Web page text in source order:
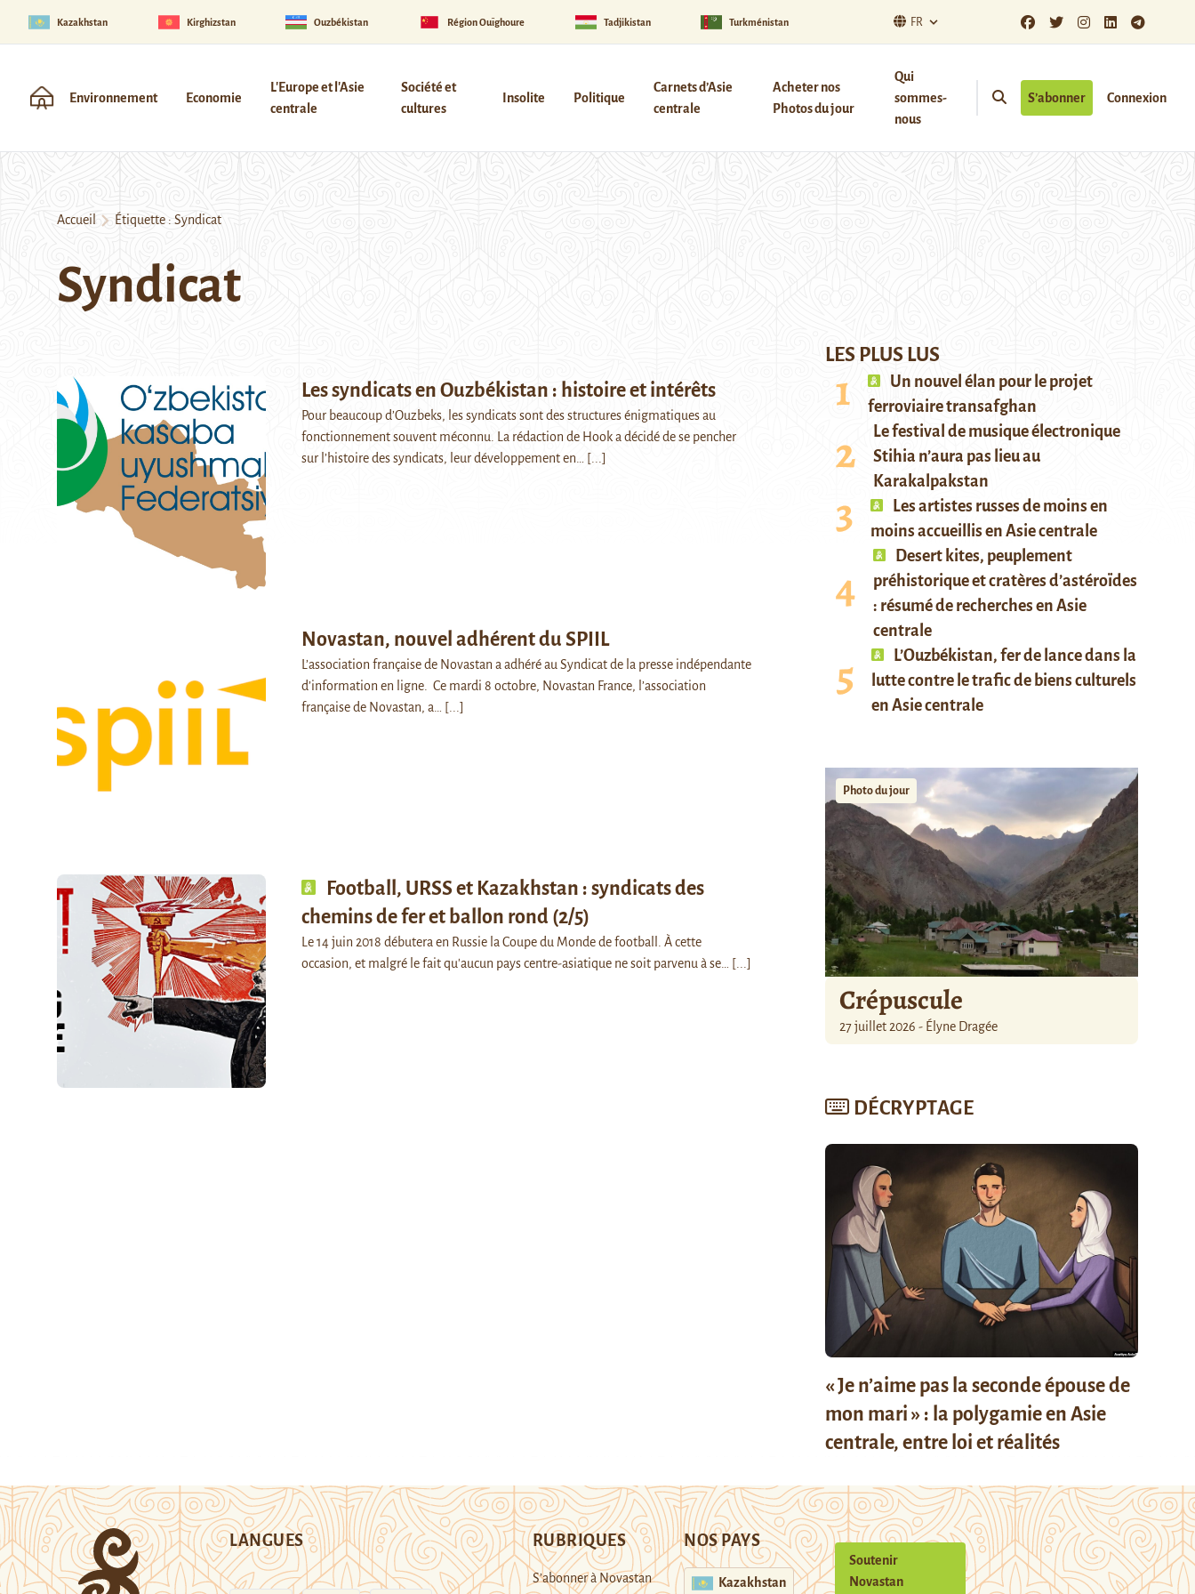
Kazakhstan Kirghizstan Ouzbékistan Région Ouïghoure Tadjikistan Turkménistan FR
Environnement Economie
L'Europe et l'Asie
centrale
Société et
cultures
Insolite Politique
Carnets d’Asie
centrale
Acheter nos
Photos du jour
Qui
sommes-
nous
S’abonner Connexion
Accueil Étiquette : Syndicat
Syndicat
Les syndicats en Ouzbékistan : histoire et intérêts
Pour beaucoup d’Ouzbeks, les syndicats sont des structures énigmatiques au
fonctionnement souvent méconnu. La rédaction de Hook a décidé de se pencher
sur l’histoire des syndicats, leur développement en…
[...]
Novastan, nouvel adhérent du SPIIL
L’association française de Novastan a adhéré au Syndicat de la presse indépendante
d’information en ligne. Ce mardi 8 octobre, Novastan France, l’association
française de Novastan, a…
[...]
Football, URSS et Kazakhstan : syndicats des
chemins de fer et ballon rond (2/5)
Le 14 juin 2018 débutera en Russie la Coupe du Monde de football. À cette
occasion, et malgré le fait qu'aucun pays centre-asiatique ne soit parvenu à se…
[...]
LES PLUS LUS
Un nouvel élan pour le projet
ferroviaire transafghan
Le festival de musique électronique
Stihia n’aura pas lieu au
Karakalpakstan
Les artistes russes de moins en
moins accueillis en Asie centrale
Desert kites, peuplement
préhistorique et cratères d’astéroïdes
: résumé de recherches en Asie
centrale
L’Ouzbékistan, fer de lance dans la
lutte contre le trafic de biens culturels
en Asie centrale
Photo du jour
Crépuscule
27 juillet 2026 - Élyne Dragée
DÉCRYPTAGE
« Je n’aime pas la seconde épouse de
mon mari » : la polygamie en Asie
centrale, entre loi et réalités
LANGUES RUBRIQUES
S’abonner à Novastan
NOS PAYS
Kazakhstan
Soutenir
Novastan